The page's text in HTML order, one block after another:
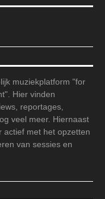
muziekplatform "for
Hier vinden
reportages,
veel meer. Hiernaast
actief met het opzetten
van sessies en